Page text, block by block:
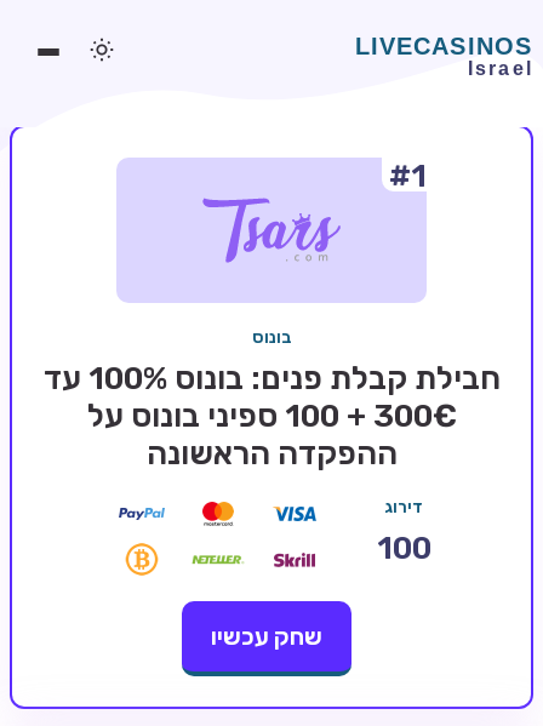
משחקים אונליין
בלאקג'ק אונליין
בונוסים בקזינו אונליין
#1
בונוס
חבילת קבלת פנים: בונוס 100% עד
300€ + 100 ספיני בונוס על
ההפקדה הראשונה
דירוג
100
שחק עכשיו